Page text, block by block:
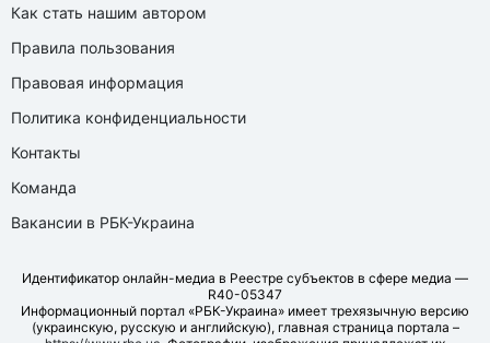
Как стать нашим автором
Правила пользования
Правовая информация
Политика конфиденциальности
Контакты
Команда
Вакансии в РБК-Украина
Идентификатор онлайн-медиа в Реестре субъектов в сфере медиа —
R40-05347
Информационный портал «РБК-Украина» имеет трехязычную версию
(украинскую, русскую и английскую), главная страница портала –